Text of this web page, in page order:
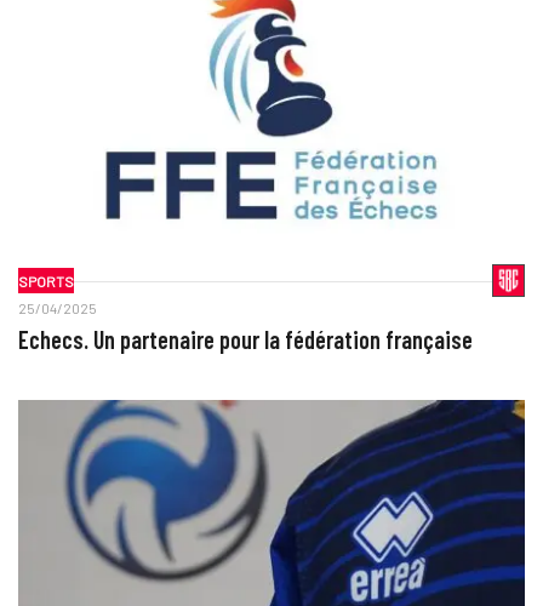
SPORTS
25/04/2025
Echecs. Un partenaire pour la fédération française